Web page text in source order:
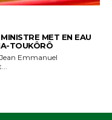
MET EN EAU
TOUKÔRÔ
Emmanuel